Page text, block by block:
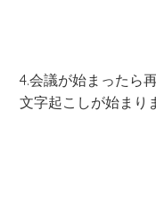
4.会議が始まったら
文字起こしが始まり